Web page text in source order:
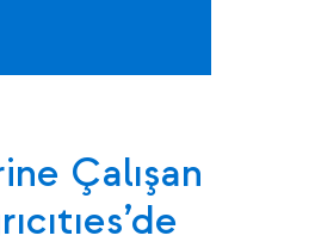
Çalışan